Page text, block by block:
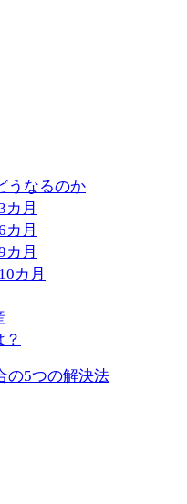
うなるのか
月
月
月
カ月
の5つの解決法